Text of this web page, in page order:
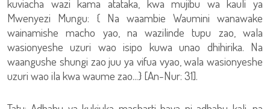
kuviacha wazi kama atataka, kwa mujibu wa kauli ya
Mwenyezi Mungu: { Na waambie Waumini wanawake
wainamishe macho yao, na wazilinde tupu zao, wala
wasionyeshe uzuri wao isipo kuwa unao dhihirika. Na
waangushe shungi zao juu ya vifua vyao, wala wasionyeshe
uzuri wao ila kwa waume zao...} [An-Nur: 31].